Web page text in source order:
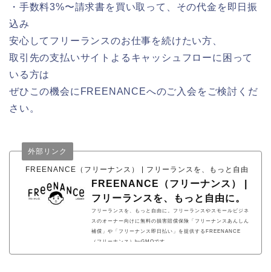
・手数料3%〜請求書を買い取って、その代金を即日振
込み
安心してフリーランスのお仕事を続けたい方、
取引先の支払いサイトよるキャッシュフローに困って
いる方は
ぜひこの機会にFREENANCEへのご入会をご検討くだ
さい。
FREENANCE（フリーナンス） | フリーランスを、もっと自由に。
外部リンク
FREENANCE（フリーナンス） |
フリーランスを、もっと自由に。
フリーランスを、もっと自由に。フリーランスやスモールビジネ
スのオーナー向けに無料の損害賠償保険「フリーナンスあんしん
補償」や「フリーナンス即日払い」を提供するFREENANCE
（フリーナンス）byGMOです。